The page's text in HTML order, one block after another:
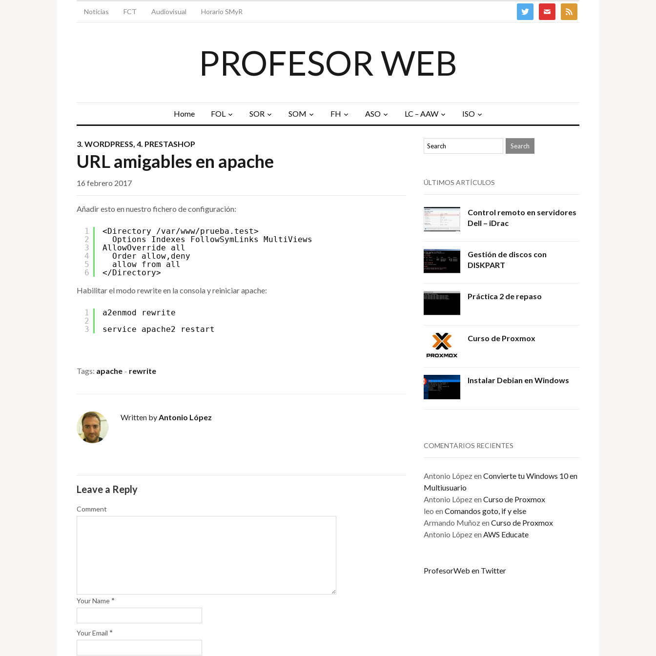
twitter mail feed
Noticias FCT Audiovisual Horario SMyR
PROFESOR WEB
Home FOL SOR SOM FH ASO LC – AAW ISO
3. WORDPRESS, 4. PRESTASHOP
URL amigables en apache
16 febrero 2017
Añadir esto en nuestro fichero de configuración:
1
2
3
4
5
6
<Directory /var/www/prueba.test>
Options Indexes FollowSymLinks MultiViews
AllowOverride all
Order allow,deny
allow from all
</Directory>
Habilitar el modo rewrite en la consola y reiniciar apache:
1
2
3
a2enmod rewrite
service apache2 restart
Tags: apache × rewrite
Written byAntonio López
Leave a Reply
Comment
Your Name *
Your Email *
ÚLTIMOS ARTÍCULOS
Control remoto en servidores
Dell – iDrac
Gestión de discos con
DISKPART
Práctica 2 de repaso
Curso de Proxmox
Instalar Debian en Windows
COMENTARIOS RECIENTES
Antonio Lópezen Convierte tu Windows 10 en
Multiusuario
Antonio Lópezen Curso de Proxmox
leo en Comandos goto, if y else
Armando Muñozen Curso de Proxmox
Antonio Lópezen AWS Educate
ProfesorWeb en Twitter